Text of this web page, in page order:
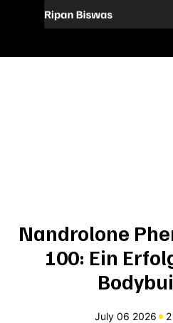
Nandrolone
100: Ein
July 06 2026